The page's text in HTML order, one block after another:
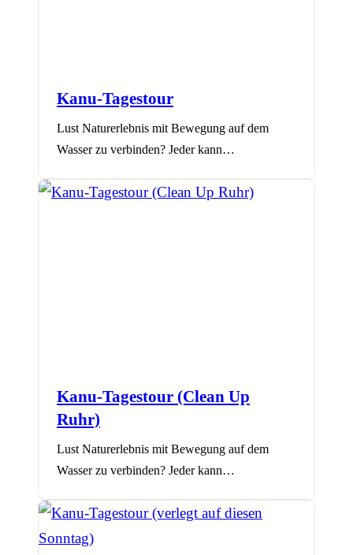
Kanu-Tagestour
Lust Naturerlebnis mit Bewegung auf dem
Wasser zu verbinden? Jeder kann…
Kanu-Tagestour (Clean Up
Ruhr)
Lust Naturerlebnis mit Bewegung auf dem
Wasser zu verbinden? Jeder kann…